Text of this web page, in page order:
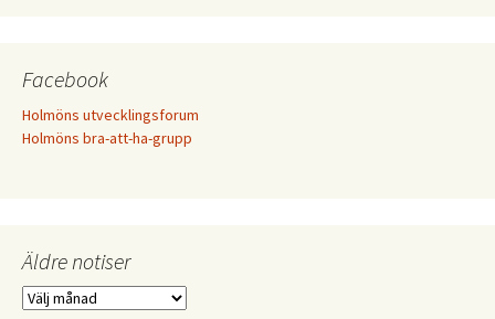
Facebook
Holmöns utvecklingsforum
Holmöns bra-att-ha-grupp
Äldre notiser
Äldre